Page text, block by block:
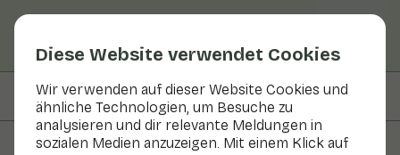
Diese Website verwendet Cookies
Wir verwenden auf dieser Website Cookies und
ähnliche Technologien, um Besuche zu
analysieren und dir relevante Meldungen in
sozialen Medien anzuzeigen. Mit einem Klick auf
Auf dieser Seite Zubereitung